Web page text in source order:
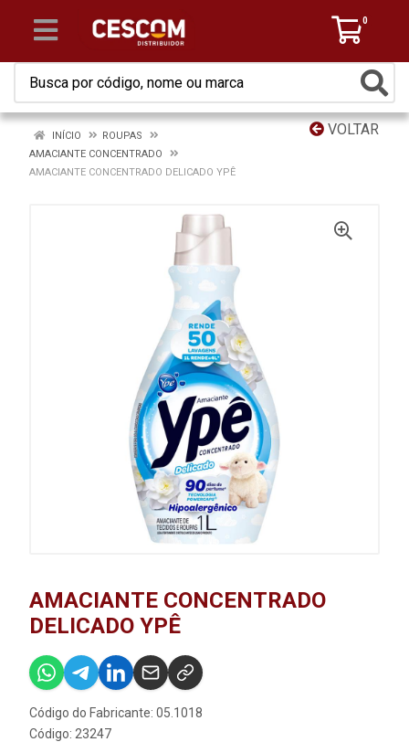
0
VOLTAR
INÍCIO
ROUPAS
AMACIANTE CONCENTRADO
AMACIANTE CONCENTRADO DELICADO YPÊ
AMACIANTE CONCENTRADO
DELICADO YPÊ
Código do Fabricante: 05.1018
Código: 23247